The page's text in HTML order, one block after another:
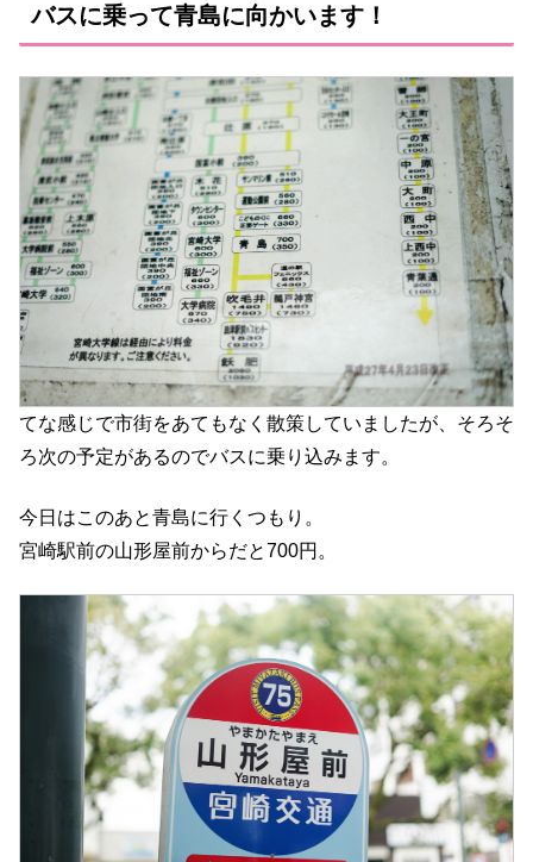
バスに乗って青島に向かいます！
てな感じで市街をあてもなく散策していましたが、そろそ
ろ次の予定があるのでバスに乗り込みます。
今日はこのあと青島に行くつもり。
宮崎駅前の山形屋前からだと700円。